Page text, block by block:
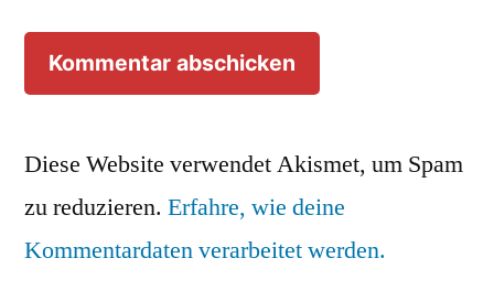
Diese Website verwendet Akismet, um Spam
zu reduzieren. Erfahre, wie deine
Kommentardaten verarbeitet werden.